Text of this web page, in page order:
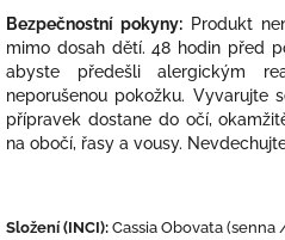
Bezpečnostní pokyny:Produkt
mimo dosah dětí. 48 hodin před
abyste předešli alergickým
neporušenou pokožku. Vyvarujte
přípravek dostane do očí,
na obočí, řasy a vousy.
Složení (INCI): Cassia Obovata